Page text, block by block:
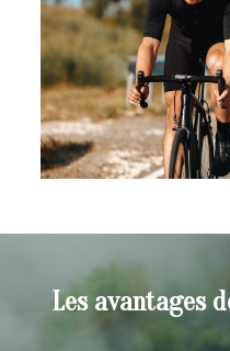
Les avantages